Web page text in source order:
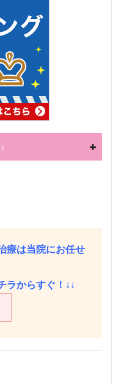
療は当院にお任せ
ラからすぐ！↓↓